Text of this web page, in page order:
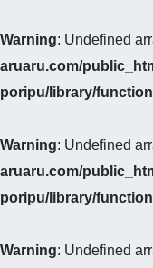
Warning: Undefined
aruaru.com/
poripu/library/
Warning: Undefined
aruaru.com/
poripu/library/
Warning: Undefined